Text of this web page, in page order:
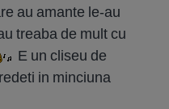
au amante le-au
treaba de mult cu
E un cliseu de
in minciuna